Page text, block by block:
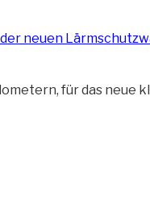
für das neue